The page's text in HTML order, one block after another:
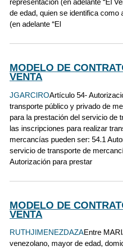
representación (en adelante “El
de edad, quien se identifica como
(en adelante “El
MODELO DE
VENTA
JGARCIROArtículo 54-
transporte público y privado de
para la prestación del servicio de
las inscripciones para realizar
mercancías pueden ser: 54.1
servicio de transporte de
Autorización para prestar
MODELO DE
VENTA
RUTHJIMENEZDAZAEntre
venezolano, mayor de edad,